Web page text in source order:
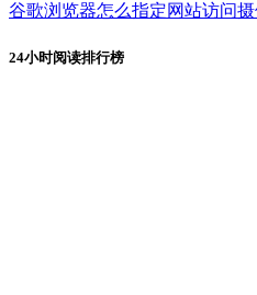
谷歌浏览器怎么指定网站访问
24小时阅读排行榜